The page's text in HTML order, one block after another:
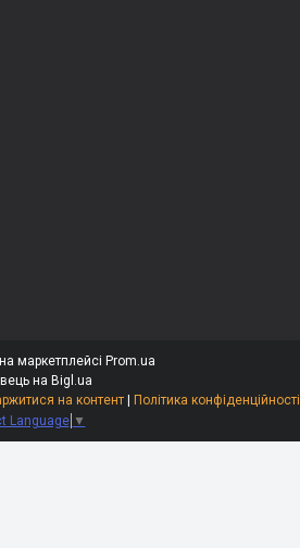
маркетплейсі Prom.ua
на Bigl.ua
на контент
Політика конфіденційності
Language ▼